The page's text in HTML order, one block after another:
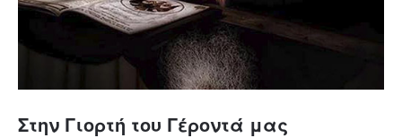
Στην Γιορτή του Γέροντά μας